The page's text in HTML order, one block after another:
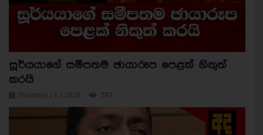
සූර්යයාගේ සමීපතම ඡායාරූප පෙළක් නිකුත්
කරයි
Thursday / 6 / 2026 597